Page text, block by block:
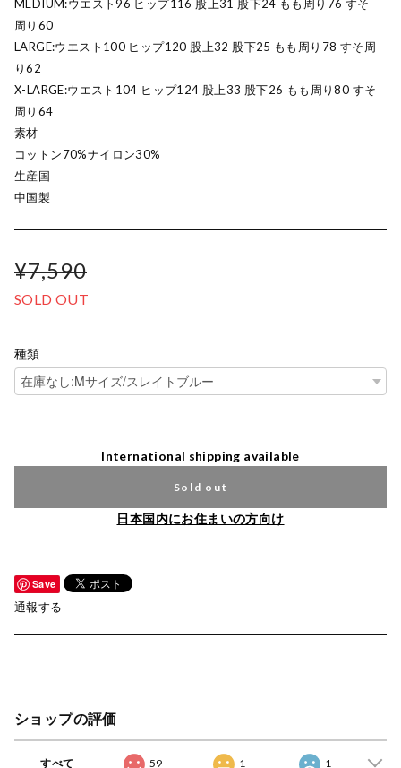
MEDIUM:ウエスト96 ヒップ116 股上31 股下24 もも周り76 すそ
周り60
LARGE:ウエスト100 ヒップ120 股上32 股下25 もも周り78 すそ周
り62
X-LARGE:ウエスト104 ヒップ124 股上33 股下26 もも周り80 すそ
周り64
素材
コットン70%ナイロン30%
生産国
中国製
¥7,590
SOLD OUT
種類
International shipping available
Sold out
日本国内にお住まいの方向け
Save
通報する
ショップの評価
すべて 59 1 1